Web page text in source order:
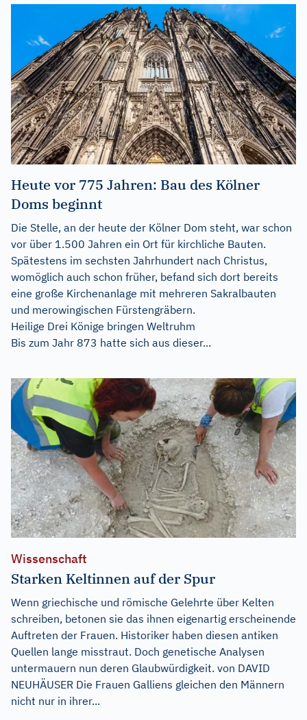
Heute vor 775 Jahren: Bau des Kölner
Doms beginnt
Die Stelle, an der heute der Kölner Dom steht, war schon
vor über 1.500 Jahren ein Ort für kirchliche Bauten.
Spätestens im sechsten Jahrhundert nach Christus,
womöglich auch schon früher, befand sich dort bereits
eine große Kirchenanlage mit mehreren Sakralbauten
und merowingischen Fürstengräbern.
Heilige Drei Könige bringen Weltruhm
Bis zum Jahr 873 hatte sich aus dieser...
Wissenschaft
Starken Keltinnen auf der Spur
Wenn griechische und römische Gelehrte über Kelten
schreiben, betonen sie das ihnen eigenartig erscheinende
Auftreten der Frauen. Historiker haben diesen antiken
Quellen lange misstraut. Doch genetische Analysen
untermauern nun deren Glaubwürdigkeit. von DAVID
NEUHÄUSER Die Frauen Galliens gleichen den Männern
nicht nur in ihrer...